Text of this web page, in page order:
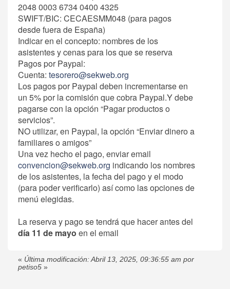
2048 0003 6734 0400 4325
SWIFT/BIC: CECAESMM048 (para pagos
desde fuera de España)
Indicar en el concepto: nombres de los
asistentes y cenas para los que se reserva
Pagos por Paypal:
Cuenta: tesorero@sekweb.org
Los pagos por Paypal deben incrementarse en
un 5% por la comisión que cobra Paypal.Y debe
pagarse con la opción “Pagar productos o
servicios”.
NO utilizar, en Paypal, la opción “Enviar dinero a
familiares o amigos”
Una vez hecho el pago, enviar email
convencion@sekweb.org indicando los nombres
de los asistentes, la fecha del pago y el modo
(para poder verificarlo) así como las opciones de
menú elegidas.
La reserva y pago se tendrá que hacer antes del
día 11 de mayo en el email
« Última modificación: Abril 13, 2025, 09:36:55 am por
petiso5 »